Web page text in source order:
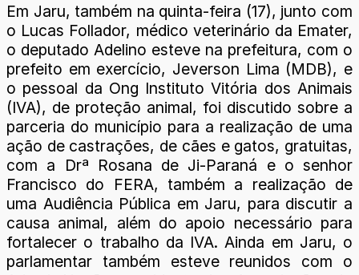
Em Jaru, também na quinta-feira (17), junto com
o Lucas Follador, médico veterinário da Emater,
o deputado Adelino esteve na prefeitura, com o
prefeito em exercício, Jeverson Lima (MDB), e
o pessoal da Ong Instituto Vitória dos Animais
(IVA), de proteção animal, foi discutido sobre a
parceria do município para a realização de uma
ação de castrações, de cães e gatos, gratuitas,
com a Drª Rosana de Ji-Paraná e o senhor
Francisco do FERA, também a realização de
uma Audiência Pública em Jaru, para discutir a
causa animal, além do apoio necessário para
fortalecer o trabalho da IVA. Ainda em Jaru, o
parlamentar também esteve reunidos com o